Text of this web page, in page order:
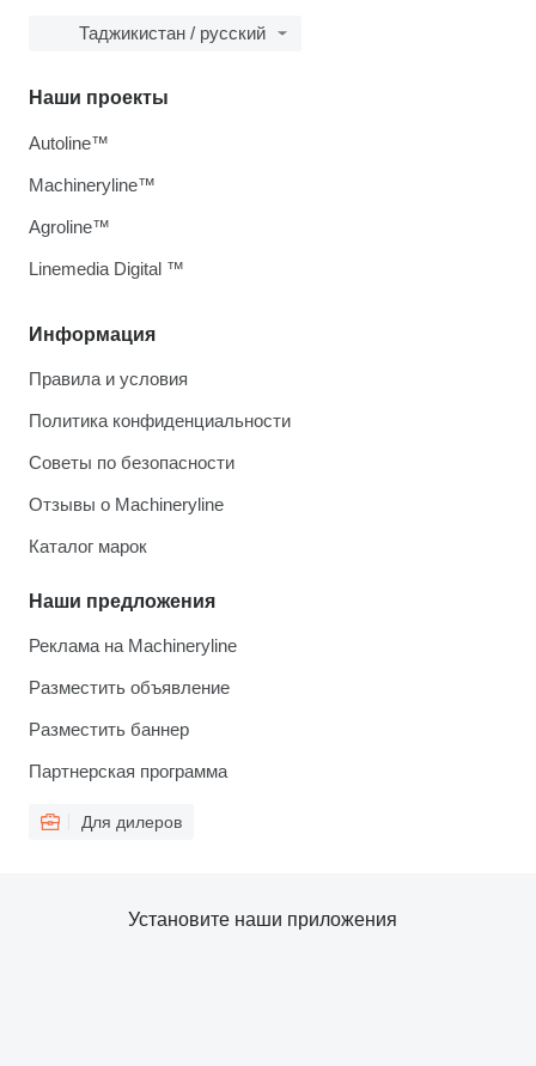
Таджикистан / русский
Информация
Правила и условия
Политика конфиденциальности
Советы по безопасности
Отзывы о Machineryline
Каталог марок
Наши предложения
Реклама на Machineryline
Разместить объявление
Разместить баннер
Партнерская программа
Для дилеров
Наши проекты
Autoline™
Machineryline™
Agroline™
Linemedia Digital ™
Установите наши приложения